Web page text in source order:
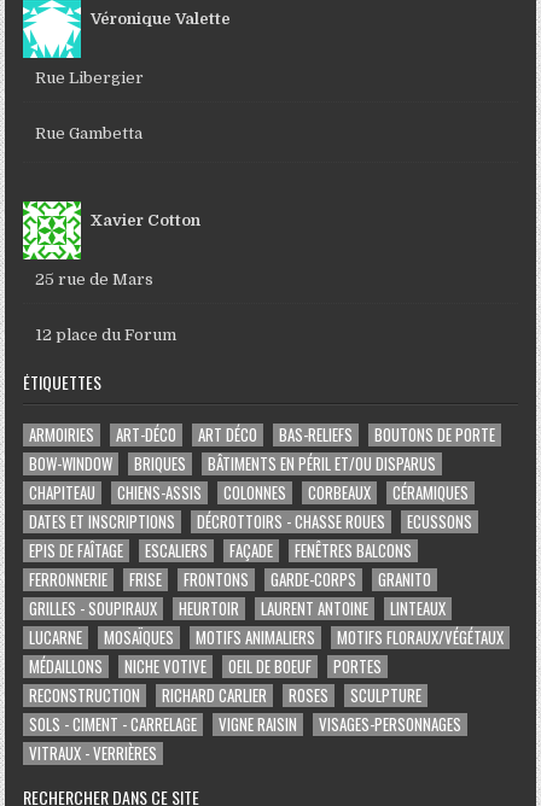
Véronique Valette
Rue Libergier
Rue Gambetta
Xavier Cotton
25 rue de Mars
12 place du Forum
ÉTIQUETTES
ARMOIRIES ART-DÉCO ART DÉCO BAS-RELIEFS
BOUTONS DE PORTE
BOW-WINDOW
BRIQUES
BÂTIMENTS EN PÉRIL ET/OU DISPARUS
CHAPITEAU
CHIENS-ASSIS COLONNES CORBEAUX
CÉRAMIQUES
DATES ET INSCRIPTIONS
DÉCROTTOIRS - CHASSE ROUES
ECUSSONS
EPIS DE FAÎTAGE
ESCALIERS FAÇADE
FENÊTRES BALCONS
FERRONNERIE
FRISE FRONTONS GARDE-CORPS
GRANITO
GRILLES - SOUPIRAUX
HEURTOIR LAURENT ANTOINE
LINTEAUX
LUCARNE
MOSAÏQUES MOTIFS ANIMALIERS
MOTIFS FLORAUX/VÉGÉTAUX
MÉDAILLONS
NICHE VOTIVE OEIL DE BOEUF
PORTES
RECONSTRUCTION
RICHARD CARLIER ROSES
SCULPTURE
SOLS - CIMENT - CARRELAGE
VIGNE RAISIN
VISAGES-PERSONNAGES
VITRAUX - VERRIÈRES
RECHERCHER DANS CE SITE